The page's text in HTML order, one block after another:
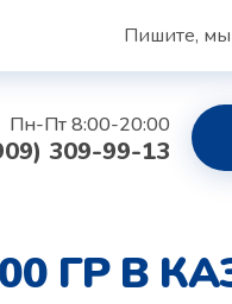
Пишите, мы
Пн-Пт 8:00-20:00
309-99-13
ГР В